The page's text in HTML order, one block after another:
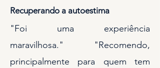
Recuperando a autoestima
"Foi uma experiência
maravilhosa." "Recomendo,
principalmente para quem tem